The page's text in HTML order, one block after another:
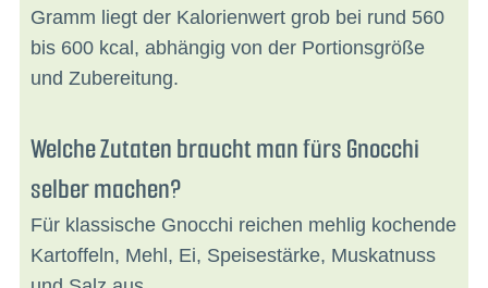
Gramm liegt der Kalorienwert grob bei rund 560
bis 600 kcal, abhängig von der Portionsgröße
und Zubereitung.
Welche Zutaten braucht man fürs Gnocchi
selber machen?
Für klassische Gnocchi reichen mehlig kochende
Kartoffeln, Mehl, Ei, Speisestärke, Muskatnuss